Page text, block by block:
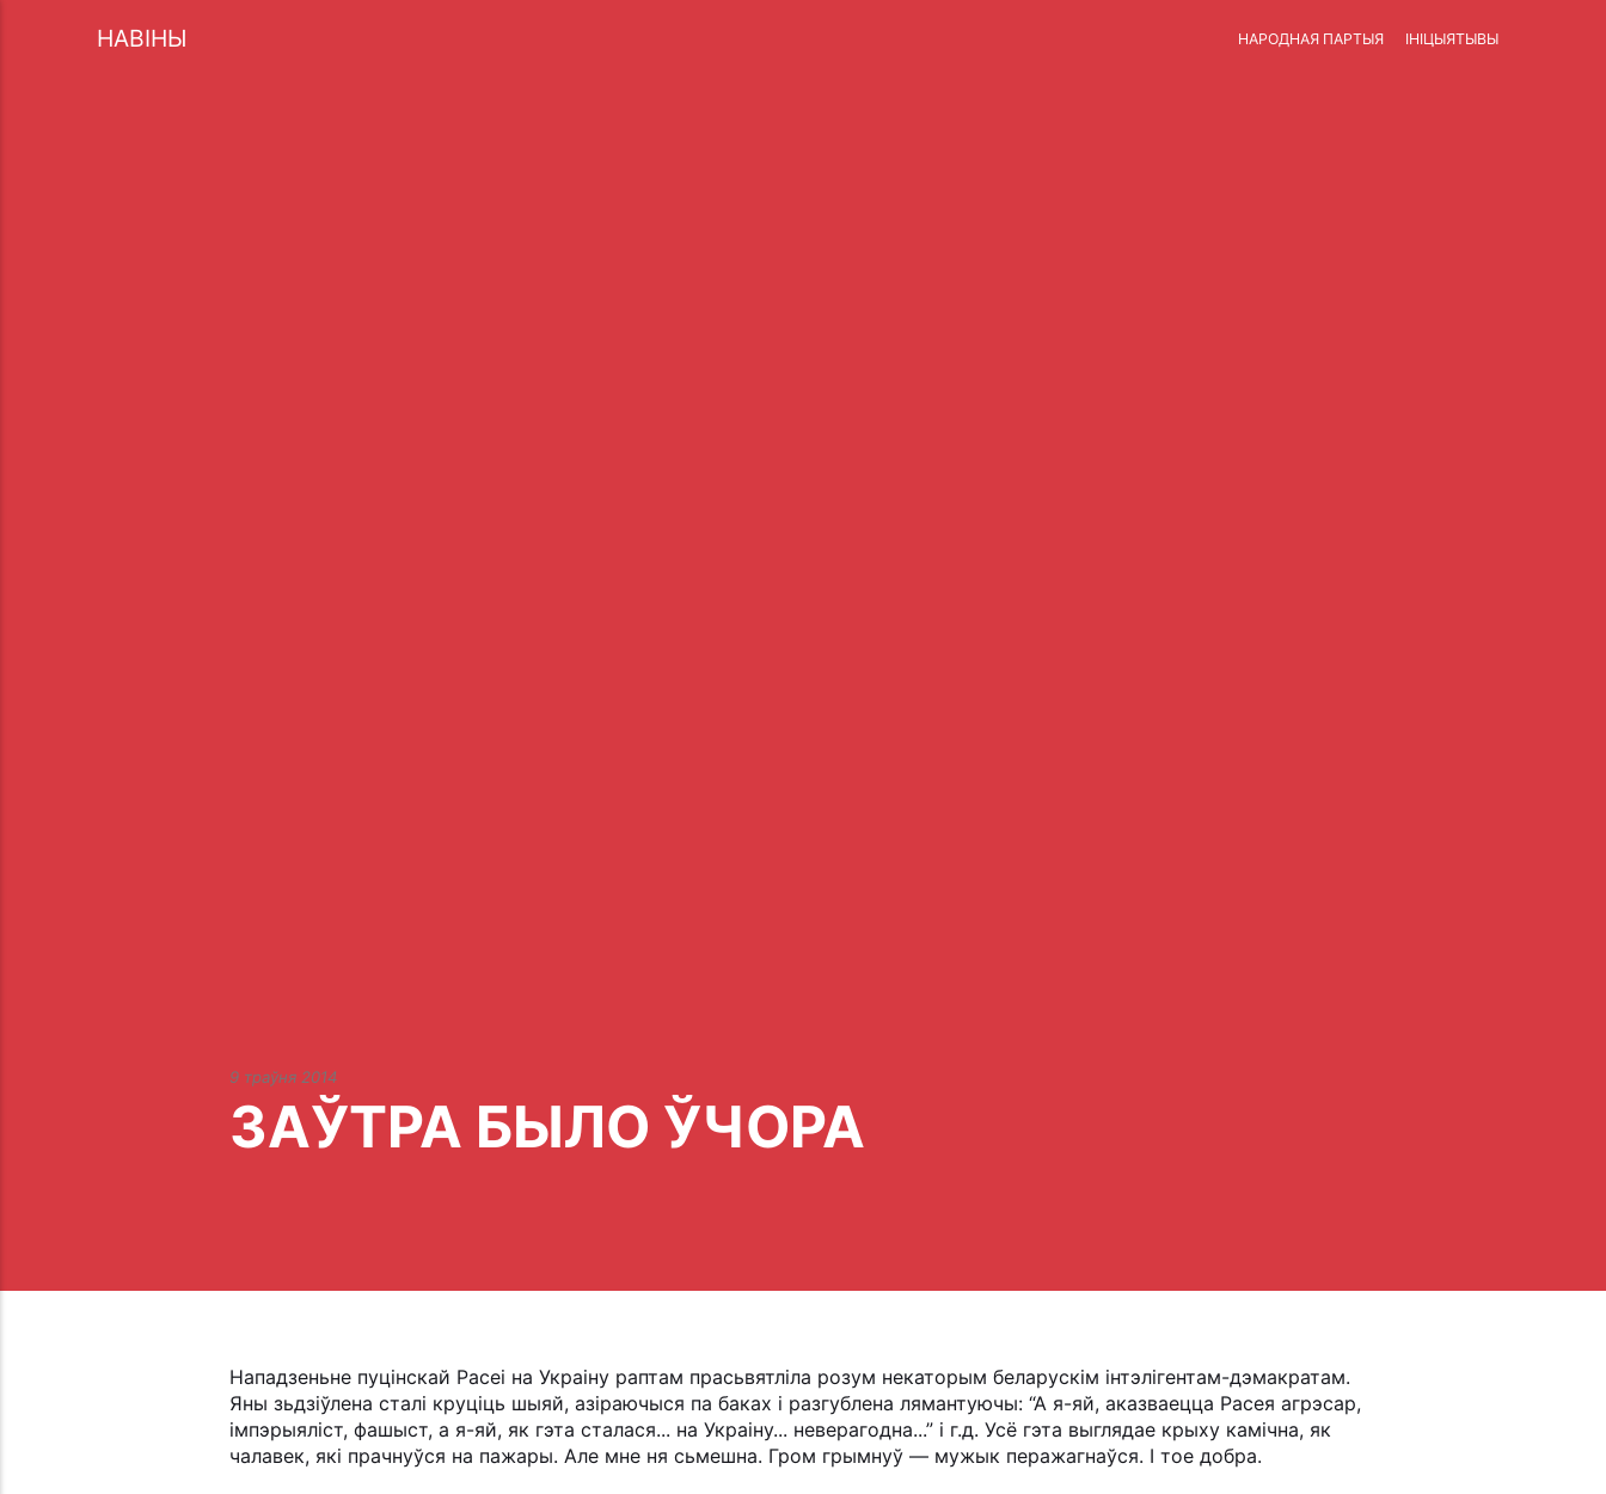
НАВІНЫ НАРОДНАЯ ПАРТЫЯ ІНІЦЫЯТЫВЫ
9 траўня 2014
ЗАЎТРА БЫЛО ЎЧОРА
Нападзеньне пуцінскай Расеі на Украіну раптам прасьвятліла розум некаторым беларускім інтэлігентам-дэмакратам.
Яны зьдзіўлена сталі круціць шыяй, азіраючыся па баках і разгублена лямантуючы: “А я-яй, аказваецца Расея агрэсар,
імпэрыяліст, фашыст, а я-яй, як гэта сталася... на Украіну... неверагодна...” і г.д. Усё гэта выглядае крыху камічна, як
чалавек, які прачнуўся на пажары. Але мне ня сьмешна. Гром грымнуў — мужык перажагнаўся. І тое добра.